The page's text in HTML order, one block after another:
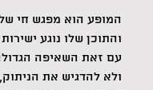
ולא להדגיש את